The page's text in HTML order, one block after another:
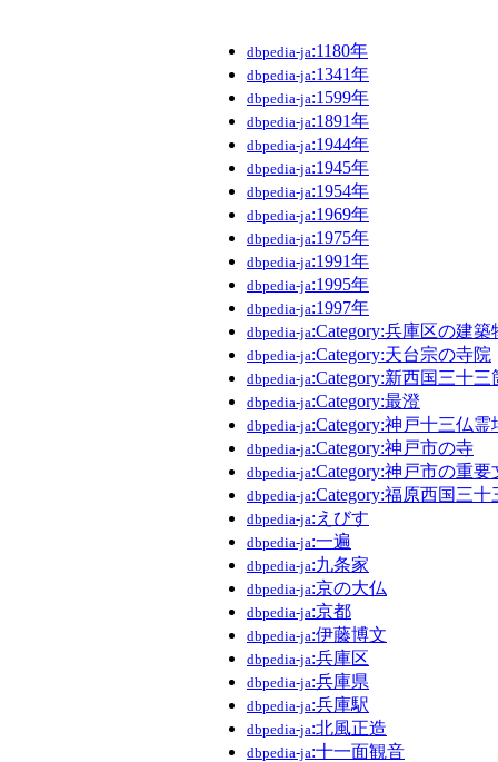
dbpedia-ja:1180年
dbpedia-ja:1341年
dbpedia-ja:1599年
dbpedia-ja:1891年
dbpedia-ja:1944年
dbpedia-ja:1945年
dbpedia-ja:1954年
dbpedia-ja:1969年
dbpedia-ja:1975年
dbpedia-ja:1991年
dbpedia-ja:1995年
dbpedia-ja:1997年
dbpedia-ja:Category:兵庫区の建築
dbpedia-ja:Category:天台宗の寺院
dbpedia-ja:Category:新西国三十三
dbpedia-ja:Category:最澄
dbpedia-ja:Category:神戸十三仏霊
dbpedia-ja:Category:神戸市の寺
dbpedia-ja:Category:神戸市の重要
dbpedia-ja:Category:福原西国三
dbpedia-ja:えびす
dbpedia-ja:一遍
dbpedia-ja:九条家
dbpedia-ja:京の大仏
dbpedia-ja:京都
dbpedia-ja:伊藤博文
dbpedia-ja:兵庫区
dbpedia-ja:兵庫県
dbpedia-ja:兵庫駅
dbpedia-ja:北風正造
dbpedia-ja:十一面観音